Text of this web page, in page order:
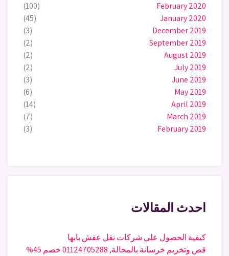
February 2020
(100)
January 2020
(45)
December 2019
(3)
September 2019
(2)
August 2019
(2)
July 2019
(2)
June 2019
(3)
May 2019
(6)
April 2019
(14)
March 2019
(7)
February 2019
(3)
احدث المقالات
كيفية الحصول علي شركات نقل عفش بابها
قص وتخريم خرسانة بالمحالة, 01124705288 خصم 45%